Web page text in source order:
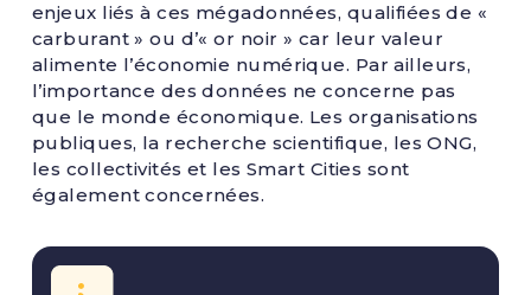
enjeux liés à ces mégadonnées, qualifiées de «
carburant » ou d’« or noir » car leur valeur
alimente l’économie numérique. Par ailleurs,
l’importance des données ne concerne pas
que le monde économique. Les organisations
publiques, la recherche scientifique, les ONG,
les collectivités et les Smart Cities sont
également concernées.